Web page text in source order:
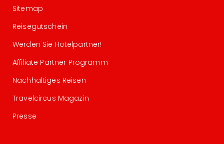
Sitemap
Reisegutschein
Werden Sie Hotelpartner!
Affiliate Partner Programm
Nachhaltiges Reisen
Travelcircus Magazin
Presse